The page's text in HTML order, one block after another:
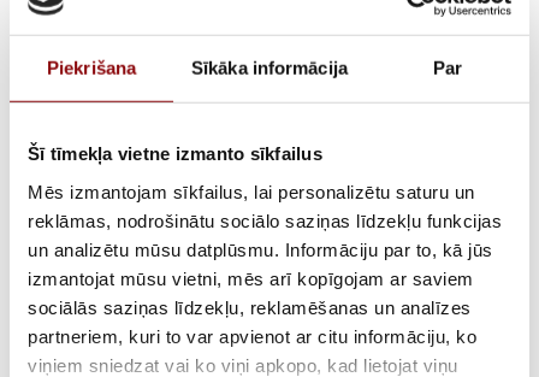
Piekrišana Sīkāka informācija Par
Šī tīmekļa vietne izmanto sīkfailus
Mēs izmantojam sīkfailus, lai personalizētu saturu un
reklāmas, nodrošinātu sociālo saziņas līdzekļu funkcijas
un analizētu mūsu datplūsmu. Informāciju par to, kā jūs
izmantojat mūsu vietni, mēs arī kopīgojam ar saviem
sociālās saziņas līdzekļu, reklamēšanas un analīzes
partneriem, kuri to var apvienot ar citu informāciju, ko
viņiem sniedzat vai ko viņi apkopo, kad lietojat viņu
€442,86
Incl. VAT
SKU
DELIVERY TIME IF THE PRODUCT
IS NOT IN STOCK IN RIGA
2-6 weeks
DESCRIPTION
Very light and compact clean water pump with two-stroke motor.